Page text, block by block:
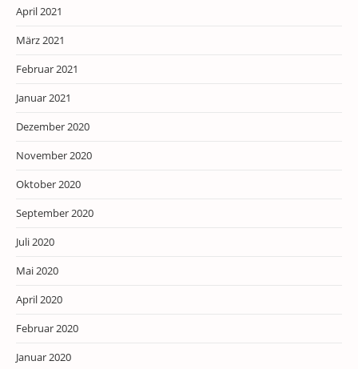
April 2021
März 2021
Februar 2021
Januar 2021
Dezember 2020
November 2020
Oktober 2020
September 2020
Juli 2020
Mai 2020
April 2020
Februar 2020
Januar 2020